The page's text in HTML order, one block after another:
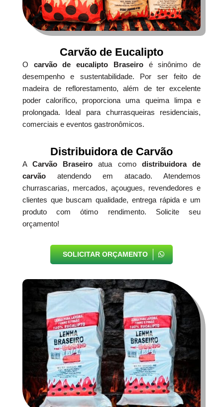
Carvão de Eucalipto
O carvão de eucalipto Braseiroé sinônimo de
desempenho e sustentabilidade. Por ser feito de
madeira de reflorestamento, além de ter excelente
poder calorífico, proporciona uma queima limpa e
prolongada. Ideal para churrasqueiras residenciais,
comerciais e eventos gastronômicos.
Distribuidora de Carvão
ACarvão Braseiro atua como distribuidora de
carvãoatendendo em atacado. Atendemos
churrascarias, mercados, açougues, revendedores e
clientes que buscam qualidade, entrega rápida e um
produto com ótimo rendimento. Solicite seu
orçamento!
SOLICITAR ORÇAMENTO